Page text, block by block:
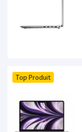
Top Produit